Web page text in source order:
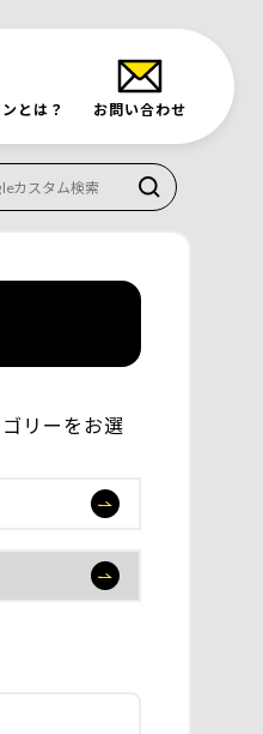
とは？ お問い合わせ
リーをお選